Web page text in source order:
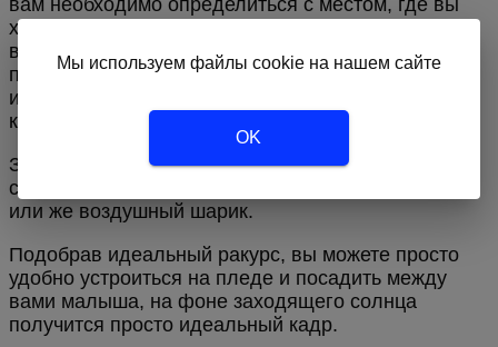
хотите проводить съемку. На это место лучше
всего отправиться заранее, чтобы успеть
подготовить площадку, ведь у вас будет не так уж
и много времени для получения идеальных
кадров.
Заранее продумайте реквизит, который вы хотите
с собой взять, возможно, это будет обычный плед
или же воздушный шарик.
Подобрав идеальный ракурс, вы можете просто
удобно устроиться на пледе и посадить между
вами малыша, на фоне заходящего солнца
получится просто идеальный кадр.
Мы используем файлы cookie на нашем сайте
OK